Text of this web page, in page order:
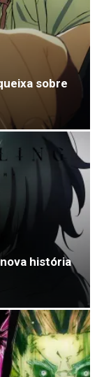
sobre
história